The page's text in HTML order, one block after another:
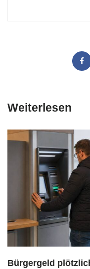
Weiterlesen
Bürgergeld